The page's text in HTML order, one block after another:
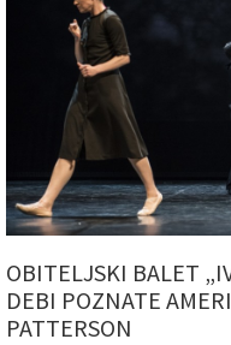
OBITELJSKI BALET
DEBI POZNATE
PATTERSON